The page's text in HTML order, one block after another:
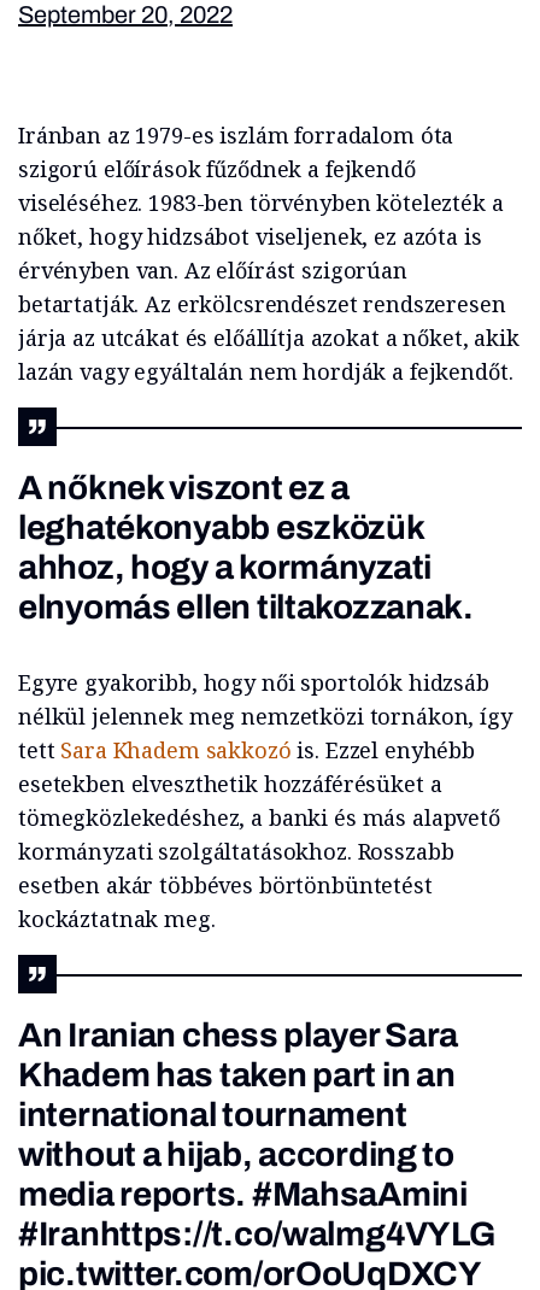
September 20, 2022
Iránban az 1979-es iszlám forradalom óta
szigorú előírások fűződnek a fejkendő
viseléséhez. 1983-ben törvényben kötelezték a
nőket, hogy hidzsábot viseljenek, ez azóta is
érvényben van. Az előírást szigorúan
betartatják. Az erkölcsrendészet rendszeresen
járja az utcákat és előállítja azokat a nőket, akik
lazán vagy egyáltalán nem hordják a fejkendőt.
A nőknek viszont ez a
leghatékonyabb eszközük
ahhoz, hogy a kormányzati
elnyomás ellen tiltakozzanak.
Egyre gyakoribb, hogy női sportolók hidzsáb
nélkül jelennek meg nemzetközi tornákon, így
tett Sara Khadem sakkozó is. Ezzel enyhébb
esetekben elveszthetik hozzáférésüket a
tömegközlekedéshez, a banki és más alapvető
kormányzati szolgáltatásokhoz. Rosszabb
esetben akár többéves börtönbüntetést
kockáztatnak meg.
An Iranian chess player Sara
Khadem has taken part in an
international tournament
without a hijab, according to
media reports. #MahsaAmini
#Iranhttps://t.co/walmg4VYLG
pic.twitter.com/orOoUqDXCY